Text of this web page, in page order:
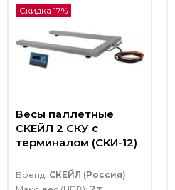
Скидка 17%
Весы паллетные
СКЕЙЛ 2 СКУ с
терминалом (СКИ-12)
Бренд: СКЕЙЛ (Россия)